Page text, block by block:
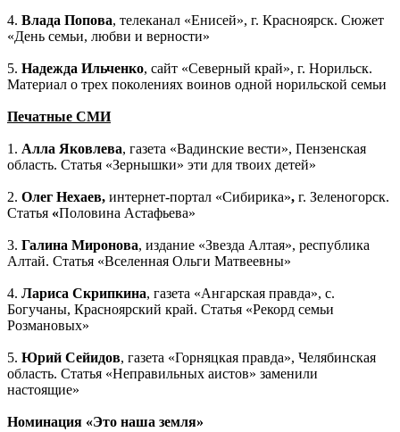
4. Влада Попова, телеканал «Енисей», г. Красноярск. Сюжет
«День семьи, любви и верности»
5. Надежда Ильченко, сайт «Северный край», г. Норильск.
Материал о трех поколениях воинов одной норильской семьи
Печатные СМИ
1. Алла Яковлева, газета «Вадинские вести», Пензенская
область. Статья «Зернышки» эти для твоих детей»
2. Олег Нехаев, интернет-портал «Сибирика», г. Зеленогорск.
Статья «Половина Астафьева»
3. Галина Миронова, издание «Звезда Алтая», республика
Алтай. Статья «Вселенная Ольги Матвеевны»
4. Лариса Скрипкина, газета «Ангарская правда», с.
Богучаны, Красноярский край. Статья «Рекорд семьи
Розмановых»
5. Юрий Сейидов, газета «Горняцкая правда», Челябинская
область. Статья «Неправильных аистов» заменили
настоящие»
Номинация «Это наша земля»